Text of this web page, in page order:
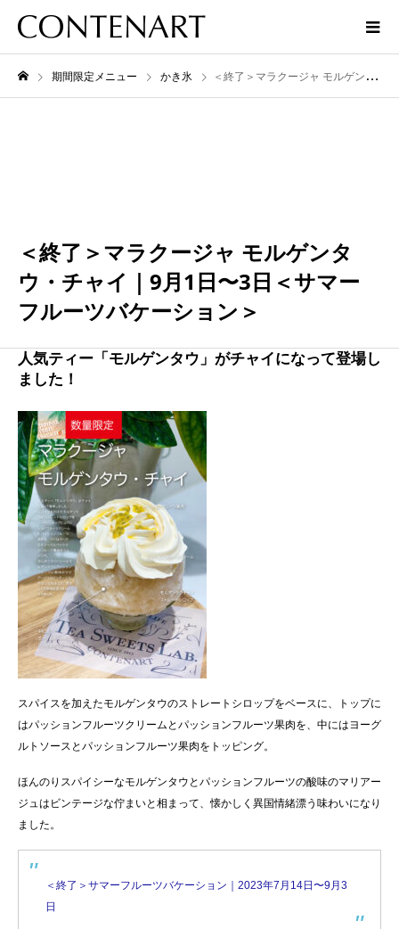
期間限定メニュー かき氷 ＜終了＞マラクージャ モルゲンタウ・チャイ｜9月1日〜3日＜サマーフルーツバケーション＞
＜終了＞マラクージャ モルゲンタ
ウ・チャイ｜9月1日〜3日＜サマー
フルーツバケーション＞
人気ティー「モルゲンタウ」がチャイになって登場し
ました！
スパイスを加えたモルゲンタウのストレートシロップをベースに、トップに
はパッションフルーツクリームとパッションフルーツ果肉を、中にはヨーグ
ルトソースとパッションフルーツ果肉をトッピング。
ほんのりスパイシーなモルゲンタウとパッションフルーツの酸味のマリアー
ジュはビンテージな佇まいと相まって、懐かしく異国情緒漂う味わいになり
ました。
＜終了＞サマーフルーツバケーション｜2023年7月14日〜9月3
日